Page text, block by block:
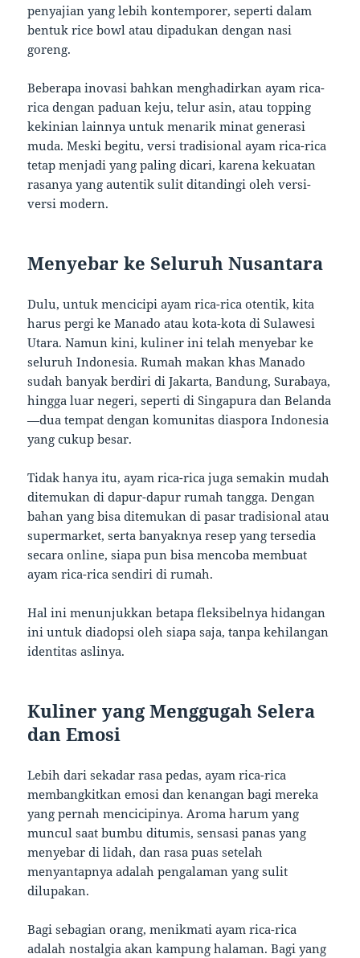
penyajian yang lebih kontemporer, seperti dalam
bentuk rice bowl atau dipadukan dengan nasi
goreng.
Beberapa inovasi bahkan menghadirkan ayam rica-
rica dengan paduan keju, telur asin, atau topping
kekinian lainnya untuk menarik minat generasi
muda. Meski begitu, versi tradisional ayam rica-rica
tetap menjadi yang paling dicari, karena kekuatan
rasanya yang autentik sulit ditandingi oleh versi-
versi modern.
Menyebar ke Seluruh Nusantara
Dulu, untuk mencicipi ayam rica-rica otentik, kita
harus pergi ke Manado atau kota-kota di Sulawesi
Utara. Namun kini, kuliner ini telah menyebar ke
seluruh Indonesia. Rumah makan khas Manado
sudah banyak berdiri di Jakarta, Bandung, Surabaya,
hingga luar negeri, seperti di Singapura dan Belanda
—dua tempat dengan komunitas diaspora Indonesia
yang cukup besar.
Tidak hanya itu, ayam rica-rica juga semakin mudah
ditemukan di dapur-dapur rumah tangga. Dengan
bahan yang bisa ditemukan di pasar tradisional atau
supermarket, serta banyaknya resep yang tersedia
secara online, siapa pun bisa mencoba membuat
ayam rica-rica sendiri di rumah.
Hal ini menunjukkan betapa fleksibelnya hidangan
ini untuk diadopsi oleh siapa saja, tanpa kehilangan
identitas aslinya.
Kuliner yang Menggugah Selera
dan Emosi
Lebih dari sekadar rasa pedas, ayam rica-rica
membangkitkan emosi dan kenangan bagi mereka
yang pernah mencicipinya. Aroma harum yang
muncul saat bumbu ditumis, sensasi panas yang
menyebar di lidah, dan rasa puas setelah
menyantapnya adalah pengalaman yang sulit
dilupakan.
Bagi sebagian orang, menikmati ayam rica-rica
adalah nostalgia akan kampung halaman. Bagi yang